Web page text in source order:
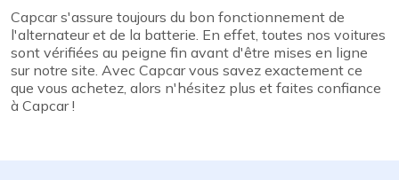
Capcar s'assure toujours du bon fonctionnement de
l'alternateur et de la batterie. En effet, toutes nos voitures
sont vérifiées au peigne fin avant d'être mises en ligne
sur notre site. Avec Capcar vous savez exactement ce
que vous achetez, alors n'hésitez plus et faites confiance
à Capcar !